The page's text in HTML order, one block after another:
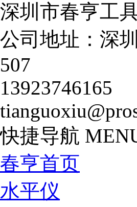
营业执照
深圳市春亨工
公司地址：深
507
13923746165
快捷导航
春亨首页
水平仪